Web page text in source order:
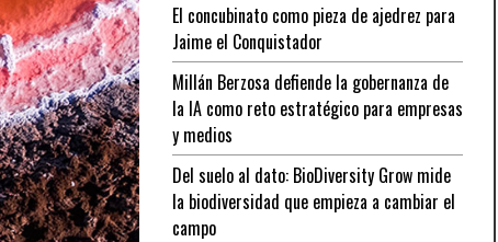
El concubinato como pieza de ajedrez para
Jaime el Conquistador
Millán Berzosa defiende la gobernanza de
la IA como reto estratégico para empresas
y medios
Del suelo al dato: BioDiversity Grow mide
la biodiversidad que empieza a cambiar el
campo